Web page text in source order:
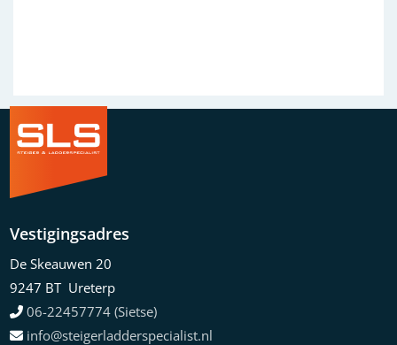
Vestigingsadres
De Skeauwen 20
9247 BT Ureterp
06-22457774 (Sietse)
info@steigerladderspecialist.nl